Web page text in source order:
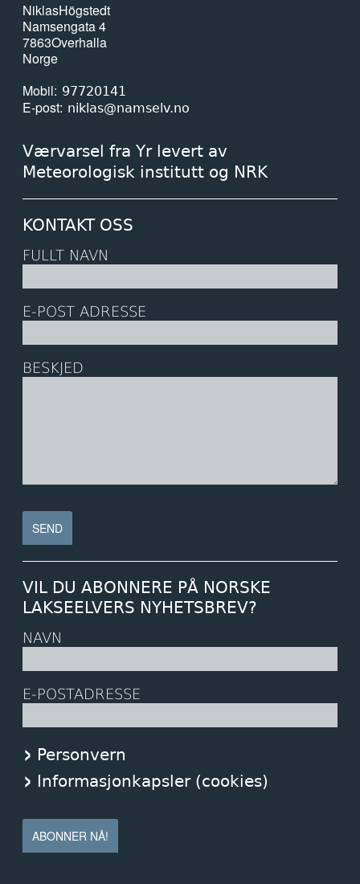
NiklasHögstedt
Namsengata 4
7863Overhalla
Norge
Mobil
97720141
E-post niklas@namselv.no
Værvarsel fra Yr levert av
Meteorologisk institutt og NRK
KONTAKT OSS
FULLT NAVN
E-POST ADRESSE
BESKJED
VIL DU ABONNERE PÅ NORSKE
LAKSEELVERS NYHETSBREV?
NAVN
E-POSTADRESSE
Personvern
Informasjonkapsler (cookies)